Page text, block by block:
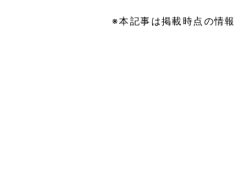
※本記事は掲載時点の情